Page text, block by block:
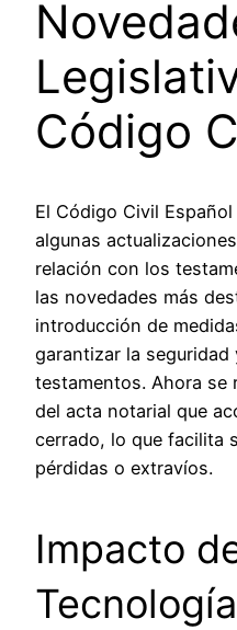
Código
El Código Civil
algunas
relación con los
las novedades más
introducción de
garantizar la
testamentos. Ahora se
del acta notarial que
cerrado, lo que facilita
pérdidas o extravíos.
Impacto